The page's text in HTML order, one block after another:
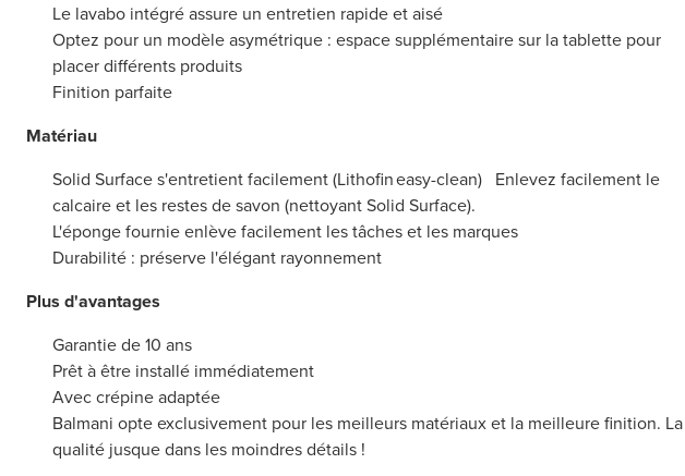
Le lavabo intégré assure un entretien rapide et aisé
Optez pour un modèle asymétrique : espace supplémentaire sur la tablette pour
placer différents produits
Finition parfaite
Matériau
Solid Surface s'entretient facilement (Lithofin easy-clean) Enlevez facilement le
calcaire et les restes de savon (nettoyant Solid Surface).
L'éponge fournie enlève facilement les tâches et les marques
Durabilité : préserve l'élégant rayonnement
Plus d'avantages
Garantie de 10 ans
Prêt à être installé immédiatement
Avec crépine adaptée
Balmani opte exclusivement pour les meilleurs matériaux et la meilleure finition. La
qualité jusque dans les moindres détails !